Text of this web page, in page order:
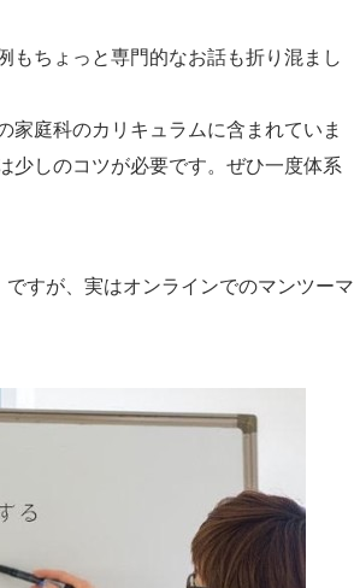
もちょっと専門的なお話も折り混まし
家庭科のカリキュラムに含まれていま
少しのコツが必要です。ぜひ一度体系
ですが、実はオンラインでのマンツーマ